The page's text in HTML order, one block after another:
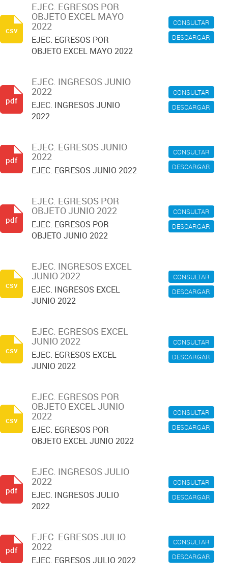
CONSULTAR
DESCARGAR
EJEC. EGRESOS POR
OBJETO EXCEL MAYO
2022
EJEC. EGRESOS POR
OBJETO EXCEL MAYO 2022
csv
CONSULTAR
DESCARGAR
EJEC. INGRESOS JUNIO
2022
EJEC. INGRESOS JUNIO
2022
pdf
CONSULTAR
DESCARGAR
EJEC. EGRESOS JUNIO
2022
EJEC. EGRESOS JUNIO 2022
pdf
CONSULTAR
DESCARGAR
EJEC. EGRESOS POR
OBJETO JUNIO 2022
EJEC. EGRESOS POR
OBJETO JUNIO 2022
pdf
CONSULTAR
DESCARGAR
EJEC. INGRESOS EXCEL
JUNIO 2022
EJEC. INGRESOS EXCEL
JUNIO 2022
csv
CONSULTAR
DESCARGAR
EJEC. EGRESOS EXCEL
JUNIO 2022
EJEC. EGRESOS EXCEL
JUNIO 2022
csv
CONSULTAR
DESCARGAR
EJEC. EGRESOS POR
OBJETO EXCEL JUNIO
2022
EJEC. EGRESOS POR
OBJETO EXCEL JUNIO 2022
csv
CONSULTAR
DESCARGAR
EJEC. INGRESOS JULIO
2022
EJEC. INGRESOS JULIO
2022
pdf
CONSULTAR
DESCARGAR
EJEC. EGRESOS JULIO
2022
EJEC. EGRESOS JULIO 2022
pdf